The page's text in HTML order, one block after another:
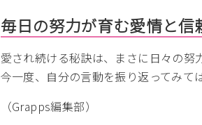
毎日の努力が育む愛情と信
愛され続ける秘訣は、まさに日々の努
今一度、自分の言動を振り返ってみて
（Grapps編集部）